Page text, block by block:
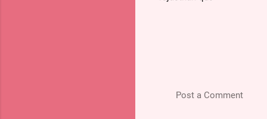
first Five Year Plan was
Post a Comment